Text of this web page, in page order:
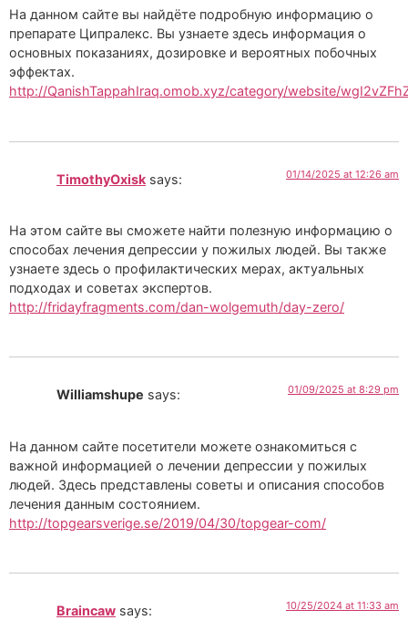
На данном сайте вы найдёте подробную информацию о
препарате Ципралекс. Вы узнаете здесь информация о
основных показаниях, дозировке и вероятных побочных
эффектах.
http://QanishTappahIraq.omob.xyz/category/website/
TimothyOxisk says: 01/14/2025 at 12:26 am
На этом сайте вы сможете найти полезную информацию о
способах лечения депрессии у пожилых людей. Вы также
узнаете здесь о профилактических мерах, актуальных
подходах и советах экспертов.
http://fridayfragments.com/dan-wolgemuth/day-zero/
Williamshupe says: 01/09/2025 at 8:29 pm
На данном сайте посетители можете ознакомиться с
важной информацией о лечении депрессии у пожилых
людей. Здесь представлены советы и описания способов
лечения данным состоянием.
http://topgearsverige.se/2019/04/30/topgear-com/
Braincaw says: 10/25/2024 at 11:33 am